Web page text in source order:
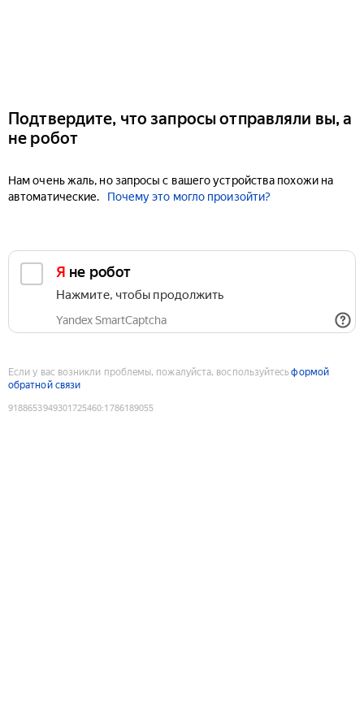
Подтвердите, что запросы отправляли вы, а
не робот
Нам очень жаль, но запросы с вашего устройства похожи на
автоматические.
Почему это могло произойти?
Я не робот
Нажмите, чтобы продолжить
Yandex SmartCaptcha
Если у вас возникли проблемы, пожалуйста, воспользуйтесьформой
обратной связи
9188653949301725460:1786189055